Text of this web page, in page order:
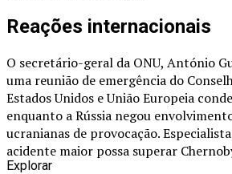
Reações internacionais
O secretário-geral da ONU, António
uma reunião de emergência do
Estados Unidos e União Europeia
enquanto a Rússia negou
ucranianas de provocação.
acidente maior possa superar
Explorar